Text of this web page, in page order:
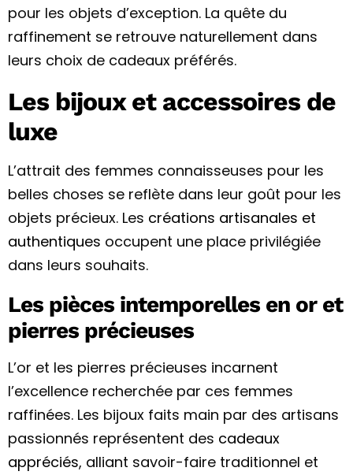
pour les objets d’exception. La quête du
raffinement se retrouve naturellement dans
leurs choix de cadeaux préférés.
Les bijoux et accessoires de
luxe
L’attrait des femmes connaisseuses pour les
belles choses se reflète dans leur goût pour les
objets précieux. Les créations artisanales et
authentiques occupent une place privilégiée
dans leurs souhaits.
Les pièces intemporelles en or et
pierres précieuses
L’or et les pierres précieuses incarnent
l’excellence recherchée par ces femmes
raffinées. Les bijoux faits main par des artisans
passionnés représentent des cadeaux
appréciés, alliant savoir-faire traditionnel et